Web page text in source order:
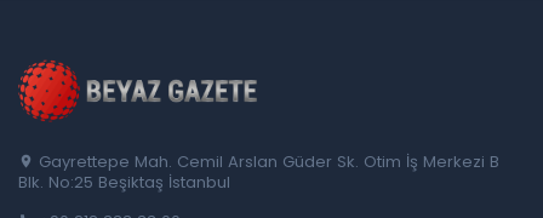
Gayrettepe Mah. Cemil Arslan Güder Sk. Otim İş Merkezi B
Blk. No:25 Beşiktaş İstanbul